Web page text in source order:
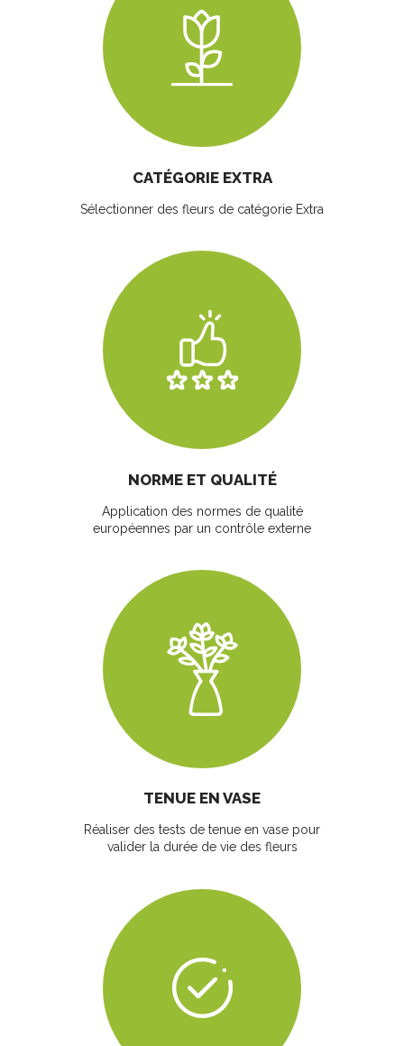
CATÉGORIE EXTRA
Sélectionner des fleurs de catégorie Extra
NORME ET QUALITÉ
Application des normes de qualité
européennes par un contrôle externe
TENUE EN VASE
Réaliser des tests de tenue en vase pour
valider la durée de vie des fleurs